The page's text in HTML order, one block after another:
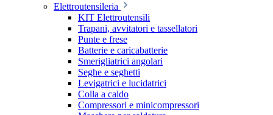
Elettroutensileria
KIT Elettroutensili
Trapani, avvitatori e tassellatori
Punte e frese
Batterie e caricabatterie
Smerigliatrici angolari
Seghe e seghetti
Levigatrici e lucidatrici
Colla a caldo
Compressori e minicompressori